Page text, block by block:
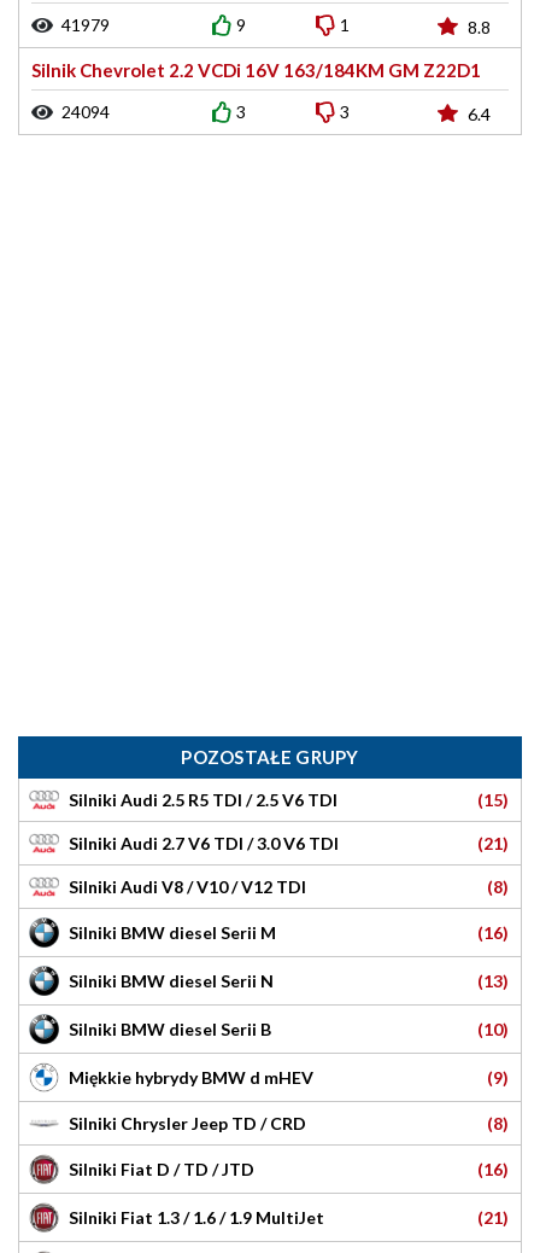
41979 9 1 8.8
Silnik Chevrolet 2.2 VCDi 16V 163/184KM GM Z22D1
24094 3 3 6.4
POZOSTAŁE GRUPY
Silniki Audi 2.5 R5 TDI / 2.5 V6 TDI (15)
Silniki Audi 2.7 V6 TDI / 3.0 V6 TDI (21)
Silniki Audi V8 / V10 / V12 TDI (8)
Silniki BMW diesel Serii M (16)
Silniki BMW diesel Serii N (13)
Silniki BMW diesel Serii B (10)
Miękkie hybrydy BMW d mHEV (9)
Silniki Chrysler Jeep TD / CRD (8)
Silniki Fiat D / TD / JTD (16)
Silniki Fiat 1.3 / 1.6 / 1.9 MultiJet (21)